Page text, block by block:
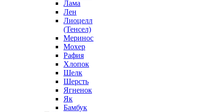
Лама
Лен
Лиоцелл
(Тенсел)
Меринос
Мохер
Рафия
Хлопок
Шелк
Шерсть
Ягненок
Як
Бамбук